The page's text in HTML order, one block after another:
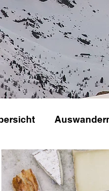
Schweizer